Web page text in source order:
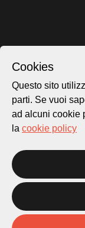
Cookies
Questo sito
parti. Se vuoi
ad alcuni cookie
la cookie policy